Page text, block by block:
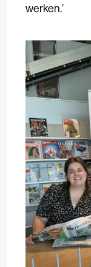
werken.’